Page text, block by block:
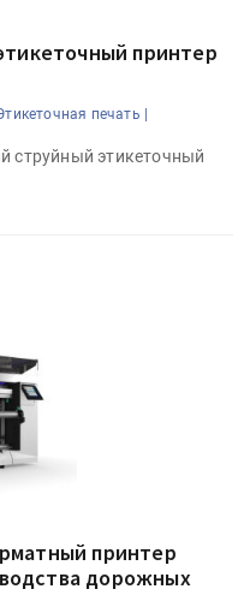
принтер
печать |
струйный этикеточный
принтер
дорожных